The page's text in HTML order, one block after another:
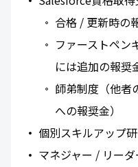
合格 / 更新時の
ファーストペン
には追加の報奨
師弟制度（他者
への報奨金）
個別スキルアップ
マネジャー / リー